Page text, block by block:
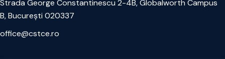
Strada George Constantinescu 2-4B, Globalworth Campus
B, București 020337
office@cstce.ro